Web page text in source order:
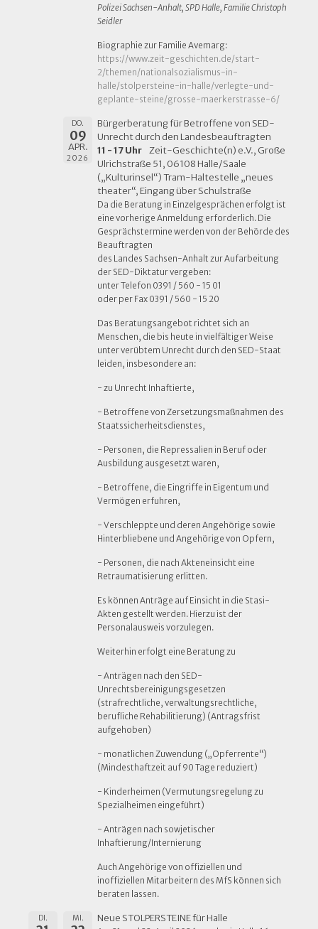
Polizei Sachsen-Anhalt, SPD Halle, Familie Christoph
Seidler
Biographie zur Familie Avemarg:
https://www.zeit-geschichten.de/start-
2/themen/nationalsozialismus-in-
halle/stolpersteine-in-halle/verlegte-und-
geplante-steine/grosse-maerkerstrasse-6/
DO.
09
APR.
2026
Bürgerberatung für Betroffene von SED-
Unrecht durch den Landesbeauftragten
11 - 17 Uhr
Zeit-Geschichte(n) e.V., Große
Ulrichstraße 51, 06108 Halle/Saale
(„Kulturinsel“) Tram-Haltestelle „neues
theater“, Eingang über Schulstraße
Da die Beratung in Einzelgesprächen erfolgt ist
eine vorherige Anmeldung erforderlich. Die
Gesprächstermine werden von der Behörde des
Beauftragten
des Landes Sachsen-Anhalt zur Aufarbeitung
der SED-Diktatur vergeben:
unter Telefon 0391 / 560 - 15 01
oder per Fax 0391 / 560 - 15 20
Das Beratungsangebot richtet sich an
Menschen, die bis heute in vielfältiger Weise
unter verübtem Unrecht durch den SED-Staat
leiden, insbesondere an:
- zu Unrecht Inhaftierte,
- Betroffene von Zersetzungsmaßnahmen des
Staatssicherheitsdienstes,
- Personen, die Repressalien in Beruf oder
Ausbildung ausgesetzt waren,
- Betroffene, die Eingriffe in Eigentum und
Vermögen erfuhren,
- Verschleppte und deren Angehörige sowie
Hinterbliebene und Angehörige von Opfern,
- Personen, die nach Akteneinsicht eine
Retraumatisierung erlitten.
Es können Anträge auf Einsicht in die Stasi-
Akten gestellt werden. Hierzu ist der
Personalausweis vorzulegen.
Weiterhin erfolgt eine Beratung zu
- Anträgen nach den SED-
Unrechtsbereinigungsgesetzen
(strafrechtliche, verwaltungsrechtliche,
berufliche Rehabilitierung) (Antragsfrist
aufgehoben)
- monatlichen Zuwendung („Opferrente“)
(Mindesthaftzeit auf 90 Tage reduziert)
- Kinderheimen (Vermutungsregelung zu
Spezialheimen eingeführt)
- Anträgen nach sowjetischer
Inhaftierung/Internierung
Auch Angehörige von offiziellen und
inoffiziellen Mitarbeitern des MfS können sich
beraten lassen.
DI. MI. Neue STOLPERSTEINE für Halle